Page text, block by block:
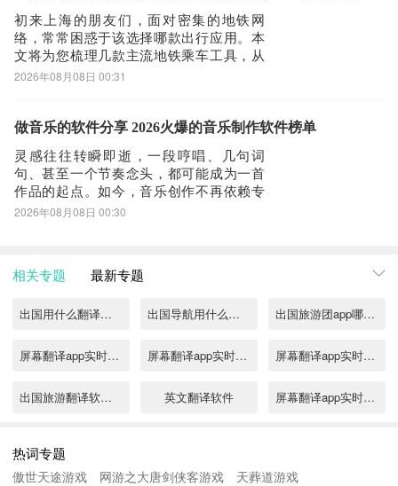
全场景
初来上海的朋友们，面对密集的地铁网
络，常常困惑于该选择哪款出行应用。本
文将为您梳理几款主流地铁乘车工具，从
功能定位、使用场景到实际体验，助您快
深度整合城市公共交通服务。其地铁乘车
交通系统，
2026年08月08日 00:31
做音乐的软件分享 2026火爆的音乐制作软件榜单
灵感往往转瞬即逝，一段哼唱、几句词
句、甚至一个节奏念头，都可能成为一首
作品的起点。如今，音乐创作不再依赖专
业录音棚或昂贵设备，移动终端已能承载
仅凭手机即可启动创作。支持语音哼唱识
2026年08月08日 00:30
相关专题 最新专题
出国用什么翻译软件好 出国导航用什么中文版软件 出国旅游团app哪个好用
屏幕翻译app实时翻译有哪些 屏幕翻译app实时翻译推荐 屏幕翻译app实时翻译合集
出国旅游翻译软件哪个好用 英文翻译软件 屏幕翻译app实时翻译免费推荐
2022什么翻译软件可以实时翻译 韩语翻译中文软件 出国旅游app有哪些
热词专题
傲世天途游戏 网游之大唐剑侠客游戏 天葬道游戏